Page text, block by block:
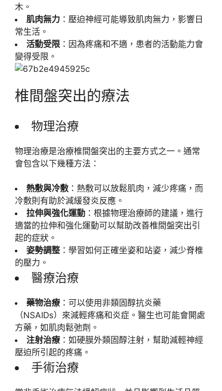
木。
肌肉無力 ：壓迫神經可能導致肌肉無力，影響日
常生活。
活動受限 ：因為疼痛和不適，患者的活動能力會
變得受限。
椎間盤突出的療法
物理治療
物理治療是治療椎間盤突出的主要方式之一。通常
會包含以下幾種方法：
熱敷與冷敷 ：熱敷可以放鬆肌肉，減少疼痛，而
冷敷則有助於減緩發炎反應。
拉伸與強化運動 ：根據物理治療師的建議，進行
適當的拉伸和強化運動可以幫助改善椎間盤突出引
起的症狀。
姿勢調整 ：學習如何正確坐姿和站姿，減少脊椎
的壓力。
醫療治療
藥物治療：可以使用非類固醇抗炎藥
（NSAIDs）來減輕疼痛和炎症。醫生也可能會開處
方藥，如肌肉鬆弛劑。
注射治療：如硬膜外類固醇注射，幫助減輕神經
壓迫所引起的疼痛。
手術治療